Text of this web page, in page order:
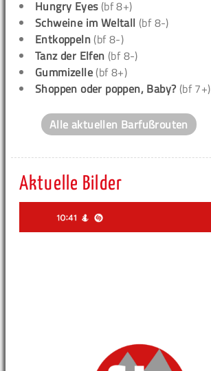
Hungry Eyes(bf 8+)
Schweine im Weltall (bf 8-)
Entkoppeln (bf 8-)
Tanz der Elfen (bf 8-)
Gummizelle (bf 8+)
Shoppen oder poppen, Baby? (bf 7+)
Alle aktuellen Barfußrouten
Aktuelle Bilder